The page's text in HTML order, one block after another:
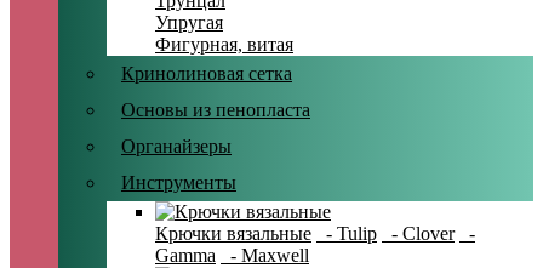
Упругая
Фигурная, витая
Кринолиновая сетка
Основы из пенопласта
Органайзеры
Инструменты
Крючки вязальные - Tulip - Clover
-
Gamma
- Maxwell